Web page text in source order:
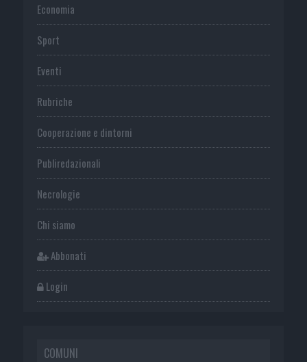
Economia
Sport
Eventi
Rubriche
Cooperazione e dintorni
Publiredazionali
Necrologie
Chi siamo
Abbonati
Login
COMUNI